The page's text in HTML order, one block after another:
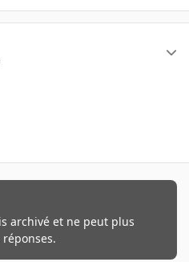
archivé et ne peut plus